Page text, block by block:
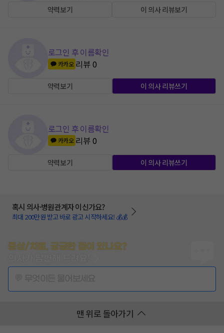
약력보기 이 의사 리뷰보기
로그인 후 이름확인
카카오 리뷰0
약력보기 이 의사 리뷰쓰기
로그인 후 이름확인
카카오 리뷰0
약력보기 이 의사 리뷰쓰기
혹시 의사·병원관계자 이신가요?
최대 200만원 받고 바로 광고 시작하세요! 💰💰
증상/치료, 궁금한 점이 있나요?
맨 위로 돌아가기